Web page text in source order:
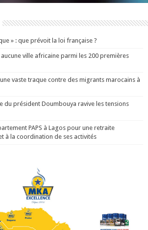
» : que prévoit la loi française ?
ville africaine parmi les 200 premières
une vaste traque contre des migrants marocains à
du président Doumbouya ravive les tensions
PAPS à Lagos pour une retraite
à la coordination de ses activités